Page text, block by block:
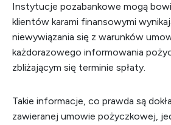
Instytucje pozabankowe mogą
klientów karami finansowymi
niewywiązania się z warunków
każdorazowego informowania
zbliżającym się terminie spłaty.
Takie informacje, co prawda są
zawieranej umowie pożyczkowej,